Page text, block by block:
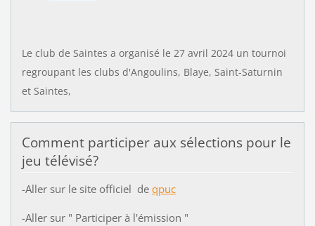
Le club de Saintes a organisé le 27 avril 2024 un tournoi
regroupant les clubs d'Angoulins, Blaye, Saint-Saturnin
et Saintes,
Comment participer aux sélections pour le
jeu télévisé?
-Aller sur le site officiel de qpuc
-Aller sur " Participer à l'émission "